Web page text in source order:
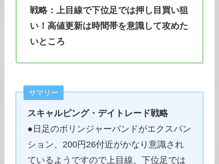
戦略：上目線で下位足では押し目買い狙
い！高値更新は時間帯を意識して攻めた
いところ
サマリー
スキャルピング・デイトレード戦略
●日足のボリンジャーバンドがエクスパン
ション、200円26付近がかなり意識され
ているようですので上目線、下位足では